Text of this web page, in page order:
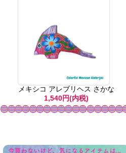
メキシコ アレブリヘス さかな
1,540円(内税)